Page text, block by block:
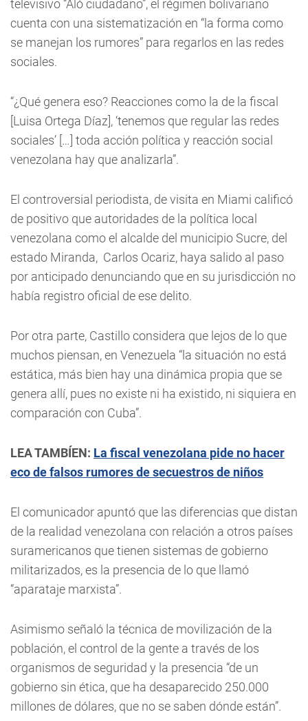
televisivo “Aló ciudadano”, el régimen bolivariano
cuenta con una sistematización en “la forma como
se manejan los rumores” para regarlos en las redes
sociales.
“¿Qué genera eso? Reacciones como la de la fiscal
[Luisa Ortega Díaz], ‘tenemos que regular las redes
sociales’ […] toda acción política y reacción social
venezolana hay que analizarla”.
El controversial periodista, de visita en Miami calificó
de positivo que autoridades de la política local
venezolana como el alcalde del municipio Sucre, del
estado Miranda, Carlos Ocariz, haya salido al paso
por anticipado denunciando que en su jurisdicción no
había registro oficial de ese delito.
Por otra parte, Castillo considera que lejos de lo que
muchos piensan, en Venezuela “la situación no está
estática, más bien hay una dinámica propia que se
genera allí, pues no existe ni ha existido, ni siquiera en
comparación con Cuba”.
LEA TAMBÍEN: La fiscal venezolana pide no hacer
eco de falsos rumores de secuestros de niños
El comunicador apuntó que las diferencias que distan
de la realidad venezolana con relación a otros países
suramericanos que tienen sistemas de gobierno
militarizados, es la presencia de lo que llamó
“aparataje marxista”.
Asimismo señaló la técnica de movilización de la
población, el control de la gente a través de los
organismos de seguridad y la presencia “de un
gobierno sin ética, que ha desaparecido 250.000
millones de dólares, que no se saben dónde están”.